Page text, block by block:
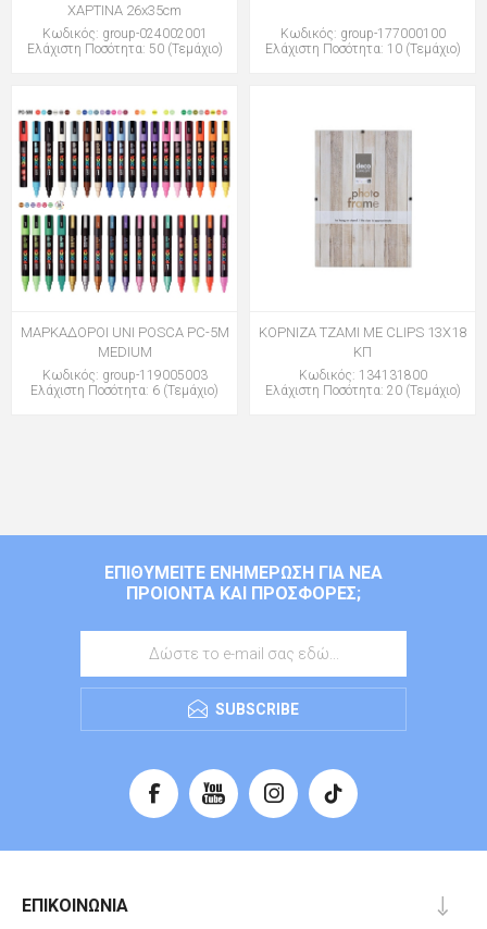
ΧΑΡΤΙΝΑ 26x35cm
Κωδικός: group-024002001
Ελάχιστη Ποσότητα: 50 (Τεμάχιο)
Κωδικός: group-177000100
Ελάχιστη Ποσότητα: 10 (Τεμάχιο)
ΜΑΡΚΑΔΟΡΟΙ UNI POSCA PC-5M
MEDIUM
Κωδικός: group-119005003
Ελάχιστη Ποσότητα: 6 (Τεμάχιο)
ΚΟΡΝΙΖΑ ΤΖΑΜΙ ΜΕ CLIPS 13X18
ΚΠ
Κωδικός: 134131800
Ελάχιστη Ποσότητα: 20 (Τεμάχιο)
ΕΠΙΘΥΜΕΊΤΕ ΕΝΗΜΈΡΩΣΗ ΓΙΑ ΝΈΑ
ΠΡΟΙΌΝΤΑ ΚΑΙ ΠΡΟΣΦΟΡΈΣ;
SUBSCRIBE
ΕΠΙΚΟΙΝΩΝΊΑ